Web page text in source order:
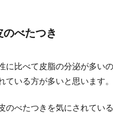
のべたつき
に比べて皮脂の分泌が多い
ている方が多いと思います。
のべたつきを気にされてい